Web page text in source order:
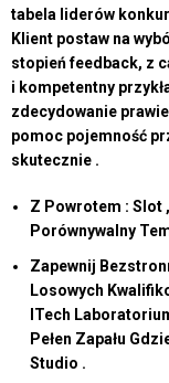
tabela liderów
Klient postaw na
stopień feedback, z
i kompetentny
zdecydowanie
pomoc pojemność
skutecznie .
Z Powrotem : Slot
Porównywalny
Zapewnij
Losowych
ITech
Pełen Zapału
Studio .